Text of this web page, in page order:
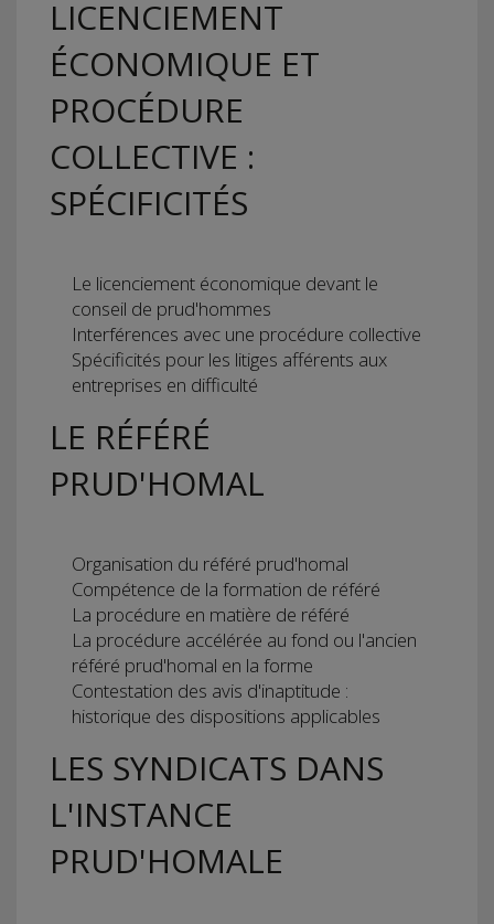
LICENCIEMENT
ÉCONOMIQUE ET
PROCÉDURE
COLLECTIVE :
SPÉCIFICITÉS
Le licenciement économique devant le
conseil de prud'hommes
Interférences avec une procédure collective
Spécificités pour les litiges afférents aux
entreprises en difficulté
LE RÉFÉRÉ
PRUD'HOMAL
Organisation du référé prud'homal
Compétence de la formation de référé
La procédure en matière de référé
La procédure accélérée au fond ou l'ancien
référé prud'homal en la forme
Contestation des avis d'inaptitude :
historique des dispositions applicables
LES SYNDICATS DANS
L'INSTANCE
PRUD'HOMALE